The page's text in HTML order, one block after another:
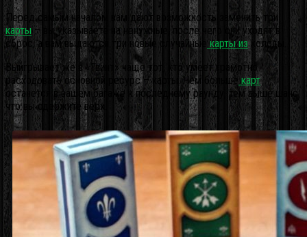
Перед самым началом вам дают возможность заменить три
карты – вы указываете на ненужные, после чего они уходят в
сброс, а вам выдаются три новые случайные
карты изколоды.
Выигрывает же в «Гвинт» чаще тот, кто умеет грамотно
расходовать основной ресурс – карты. Чем больше карт
останется в вашем багаже к последнему раунду, тем выше шанс,
что вы одержите верх.